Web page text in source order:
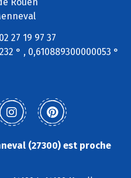
27 19 97 37
° , 0,610889300000053 °
(27300) est proche